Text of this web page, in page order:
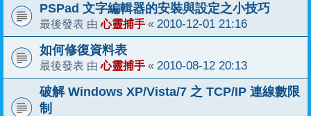
PSPad 文字編輯器的安裝與設定之小技巧
最後發表 由心靈捕手 « 2010-12-01 21:16
如何修復資料表
最後發表 由心靈捕手 « 2010-08-12 20:13
破解 Windows XP/Vista/7 之 TCP/IP 連線數限
制